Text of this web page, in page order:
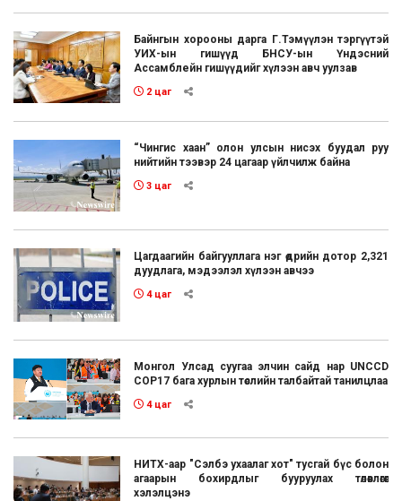
Байнгын хорооны дарга Г.Тэмүүлэн тэргүүтэй
УИХ-ын гишүүд БНСУ-ын Үндэсний
Ассамблейн гишүүдийг хүлээн авч уулзав
2 цаг
“Чингис хаан” олон улсын нисэх буудал руу
нийтийн тээвэр 24 цагаар үйлчилж байна
3 цаг
Цагдаагийн байгууллага нэг өдрийн дотор 2,321
дуудлага, мэдээлэл хүлээн авчээ
4 цаг
Монгол Улсад суугаа элчин сайд нар UNCCD
COP17 бага хурлын төслийн талбайтай танилцлаа
4 цаг
НИТХ-аар "Сэлбэ ухаалаг хот" тусгай бүс болон
агаарын бохирдлыг бууруулах төлөвлөгөөг
хэлэлцэнэ